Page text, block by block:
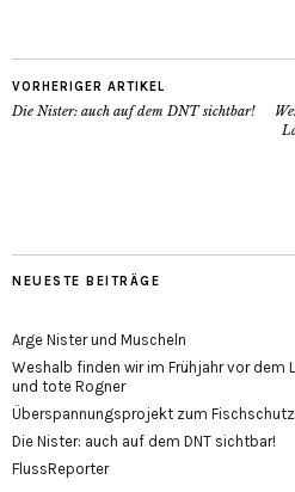
VORHERIGER ARTIKEL
Die Nister: auch auf dem DNT sichtbar!
NEUESTE BEITRÄGE
Arge Nister und Muscheln
Weshalb finden wir im Frühjahr vor dem
und tote Rogner
Überspannungsprojekt zum Fischschutz
Die Nister: auch auf dem DNT sichtbar!
FlussReporter